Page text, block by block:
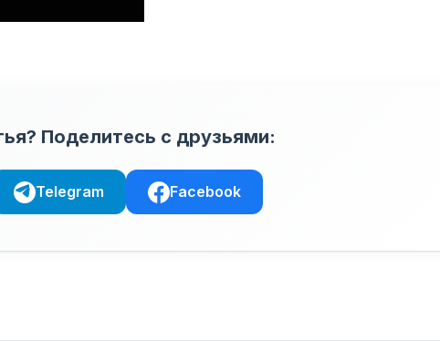
Поделитесь с друзьями:
Telegram Facebook